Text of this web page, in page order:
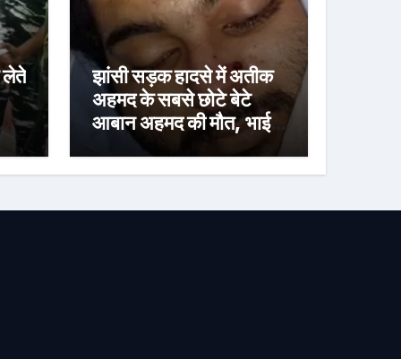
लेते
झांसी सड़क हादसे में अतीक
अहमद के सबसे छोटे बेटे
आबान अहमद की मौत, भाई
अली से मिलने जा रहा था